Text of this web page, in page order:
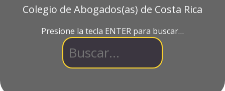
Colegio de Abogados(as) de Costa Rica
Presione la tecla ENTER para buscar…